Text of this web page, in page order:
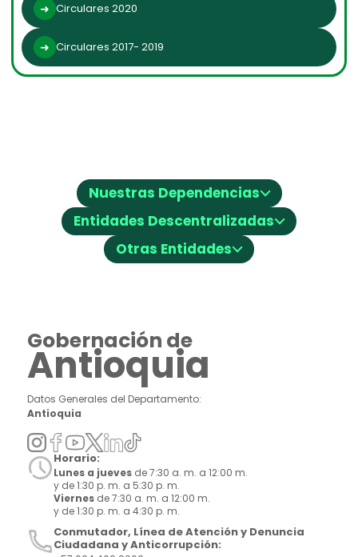
Circulares 2020
Circulares 2017- 2019
Nuestras Dependencias⌵
Entidades Descentralizadas⌵
Otras Entidades⌵
Gobernación de
Antioquia
Datos Generales del Departamento:
Antioquia
Horario:
Lunes a jueves de 7:30 a. m. a 12:00 m.
y de 1:30 p. m. a 5:30 p. m.
Viernes de 7:30 a. m. a 12:00 m.
y de 1:30 p. m. a 4:30 p. m.
Conmutador, Línea de Atención y Denuncia
Ciudadana y Anticorrupción: